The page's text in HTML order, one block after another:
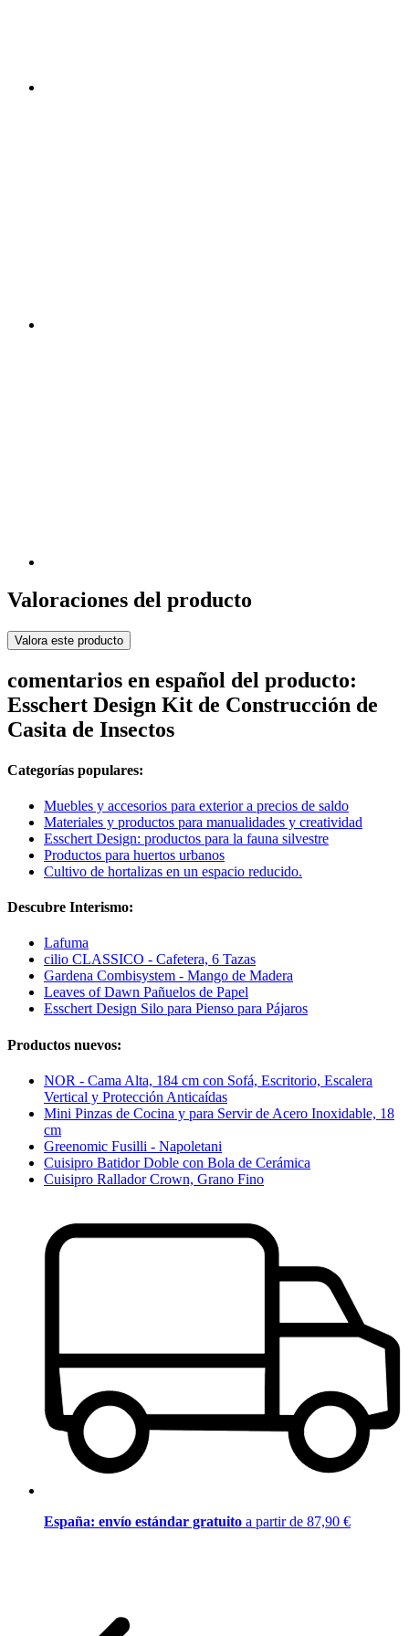
Valoraciones del producto
Valora este producto
comentarios en español del producto:
Esschert Design Kit de Construcción de
Casita de Insectos
Categorías populares:
Muebles y accesorios para exterior a precios de saldo
Materiales y productos para manualidades y creatividad
Esschert Design: productos para la fauna silvestre
Productos para huertos urbanos
Cultivo de hortalizas en un espacio reducido.
Descubre Interismo:
Lafuma
cilio CLASSICO - Cafetera, 6 Tazas
Gardena Combisystem - Mango de Madera
Leaves of Dawn Pañuelos de Papel
Esschert Design Silo para Pienso para Pájaros
Productos nuevos:
NOR - Cama Alta, 184 cm con Sofá, Escritorio, Escalera
Vertical y Protección Anticaídas
Mini Pinzas de Cocina y para Servir de Acero Inoxidable, 18
cm
Greenomic Fusilli - Napoletani
Cuisipro Batidor Doble con Bola de Cerámica
Cuisipro Rallador Crown, Grano Fino
España: envío estándar gratuito a partir de 87,90 €